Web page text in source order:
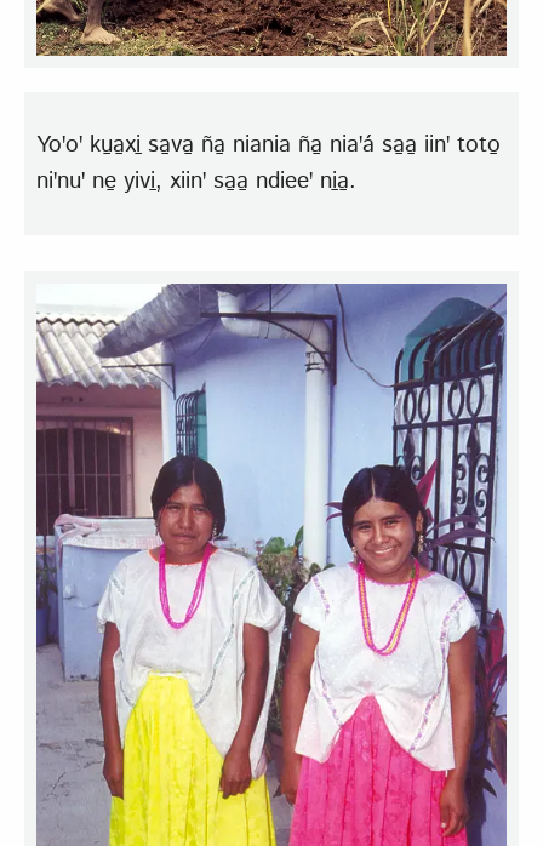
Yoꞌoꞌ ku̱a̱xi̱ sa̱va̱ ña̱ niania ña̱ niaꞌá sa̱a̱ iinꞌ toto̱
niꞌnuꞌ ne̱ yivi̱, xiinꞌ sa̱a̱ ndieeꞌ ni̱a̱.